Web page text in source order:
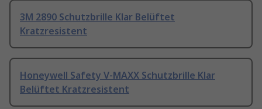
3M 2890 Schutzbrille Klar Belüftet
Kratzresistent
Honeywell Safety V-MAXX Schutzbrille Klar
Belüftet Kratzresistent